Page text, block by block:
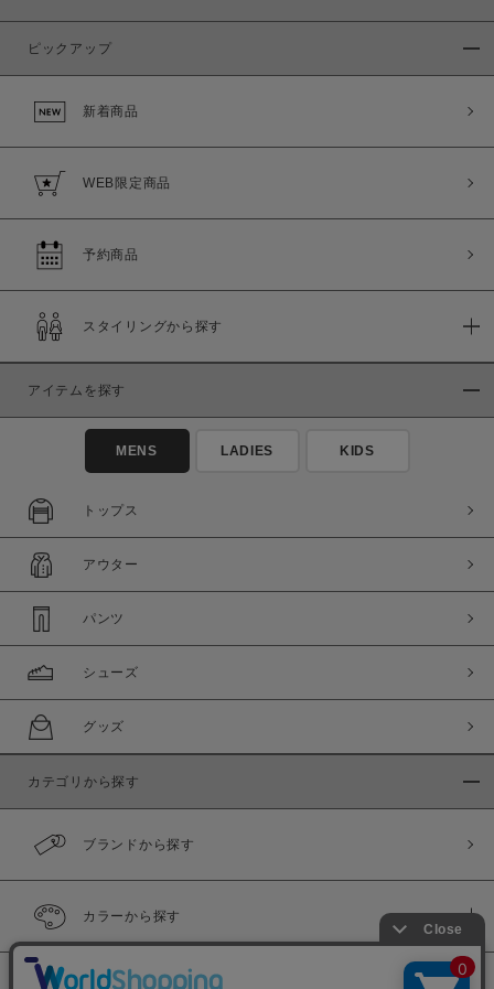
ピックアップ
新着商品
WEB限定商品
予約商品
スタイリングから探す
アイテムを探す
MENS LADIES KIDS
トップス
アウター
パンツ
シューズ
グッズ
カテゴリから探す
ブランドから探す
カラーから探す